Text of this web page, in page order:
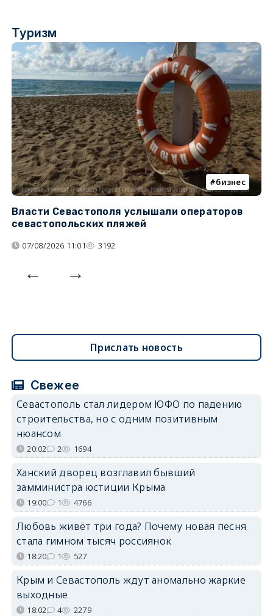
Туризм
бизнес
Власти Севастополя услышали операторов
севастопольских пляжей
07/08/2026 11:01 3192
Прислать новость
Свежее
Севастополь стал лидером ЮФО по падению
строительства, но с одним позитивным
нюансом
20:02 2 1694
Ханский дворец возглавил бывший
замминистра юстиции Крыма
19:00 1 4766
Любовь живёт три года? Почему новая песня
стала гимном тысяч россиянок
18:20 1 527
Крым и Севастополь ждут аномально жаркие
выходные
18:02 4 2279